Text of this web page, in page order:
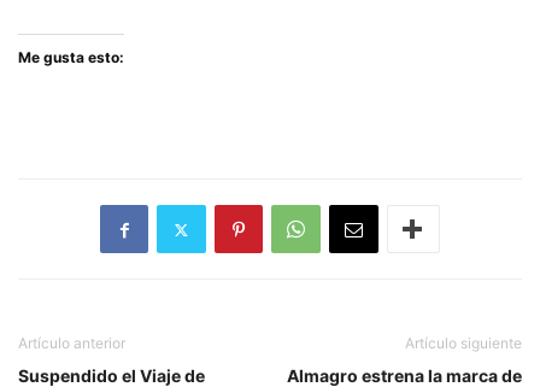
Me gusta esto:
Artículo anterior
Suspendido el Viaje de
Artículo siguiente
Almagro estrena la marca de